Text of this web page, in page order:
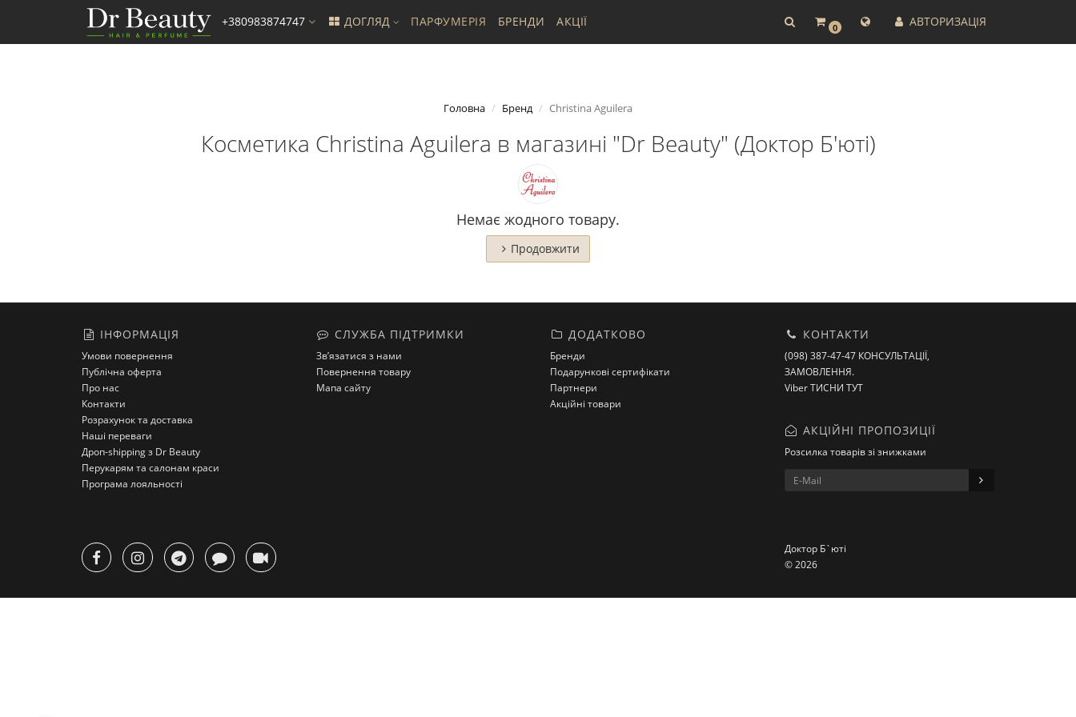
0 АВТОРИЗАЦІЯ
+380983874747 ДОГЛЯД ПАРФУМЕРІЯ БРЕНДИ АКЦІЇ
Головна Бренд Christina Aguilera
Косметика Christina Aguilera в магазині "Dr Beauty" (Доктор Б'юті)
Немає жодного товару.
Продовжити
ІНФОРМАЦІЯ
Умови повернення
Публічна оферта
Про нас
Контакти
Розрахунок та доставка
Наші переваги
Дроп-shipping з Dr Beauty
Перукарям та салонам краси
Програма лояльності
СЛУЖБА ПІДТРИМКИ
Зв’язатися з нами
Повернення товару
Мапа сайту
ДОДАТКОВО
Бренди
Подарункові сертифікати
Партнери
Акційні товари
КОНТАКТИ
(098) 387-47-47 КОНСУЛЬТАЦІЇ,
ЗАМОВЛЕННЯ.
Viber ТИСНИ ТУТ
АКЦІЙНІ ПРОПОЗИЦІЇ
Розсилка товарів зі знижками
Доктор Б`юті
© 2026